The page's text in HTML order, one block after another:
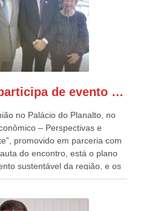
até no nome, participo
de Setembro, na
Brasília. Este ano, o governo
e coberturas, para 30.000
Patriotas Brasileiros
Eu, Lula e os
Gonzaga Patriota participa de evento em prol do desenvolvimento do Nordeste
no Palácio do Planalto, no
– Perspectivas e
promovido em parceria com
do encontro, está o plano
sustentável da região, e os
políticas públicas, que
do Vice-presidente Geraldo